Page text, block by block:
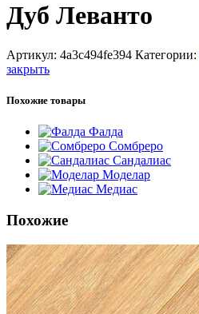
Дуб Леванто
Артикул: 4a3c494fe394 Категории:
закрыть
Похожие товары
Фалда
Сомбреро
Сандалиас
Моделар
Медиас
Похожие